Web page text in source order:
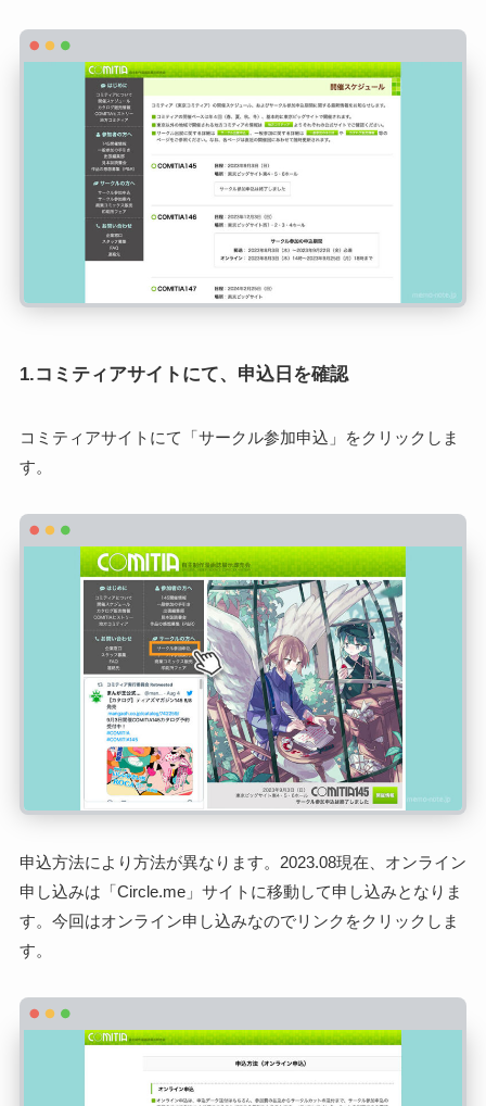
1.コミティアサイトにて、申込日を確認
コミティアサイトにて「サークル参加申込」をクリックしま
す。
申込方法により方法が異なります。2023.08現在、オンライン
申し込みは「Circle.me」サイトに移動して申し込みとなりま
す。今回はオンライン申し込みなのでリンクをクリックしま
す。